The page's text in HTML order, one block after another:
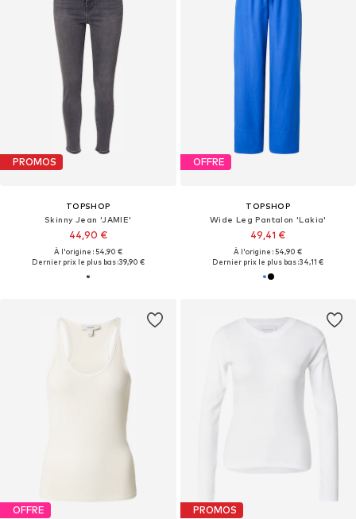
PROMOS
TOPSHOP
Skinny Jean 'JAMIE'
44,90 €
À l'origine : 54,90 €
Dernier prix le plus bas :39,90 €
OFFRE
TOPSHOP
Wide Leg Pantalon 'Lakia'
49,41 €
À l'origine : 54,90 €
Dernier prix le plus bas :34,11 €
OFFRE PROMOS